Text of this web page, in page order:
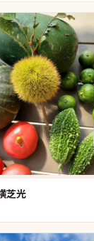
芝光